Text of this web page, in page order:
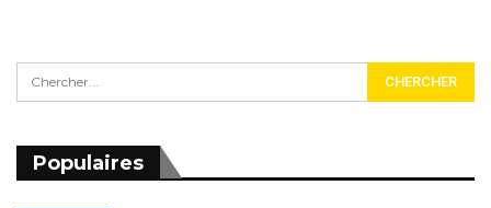
Populaires